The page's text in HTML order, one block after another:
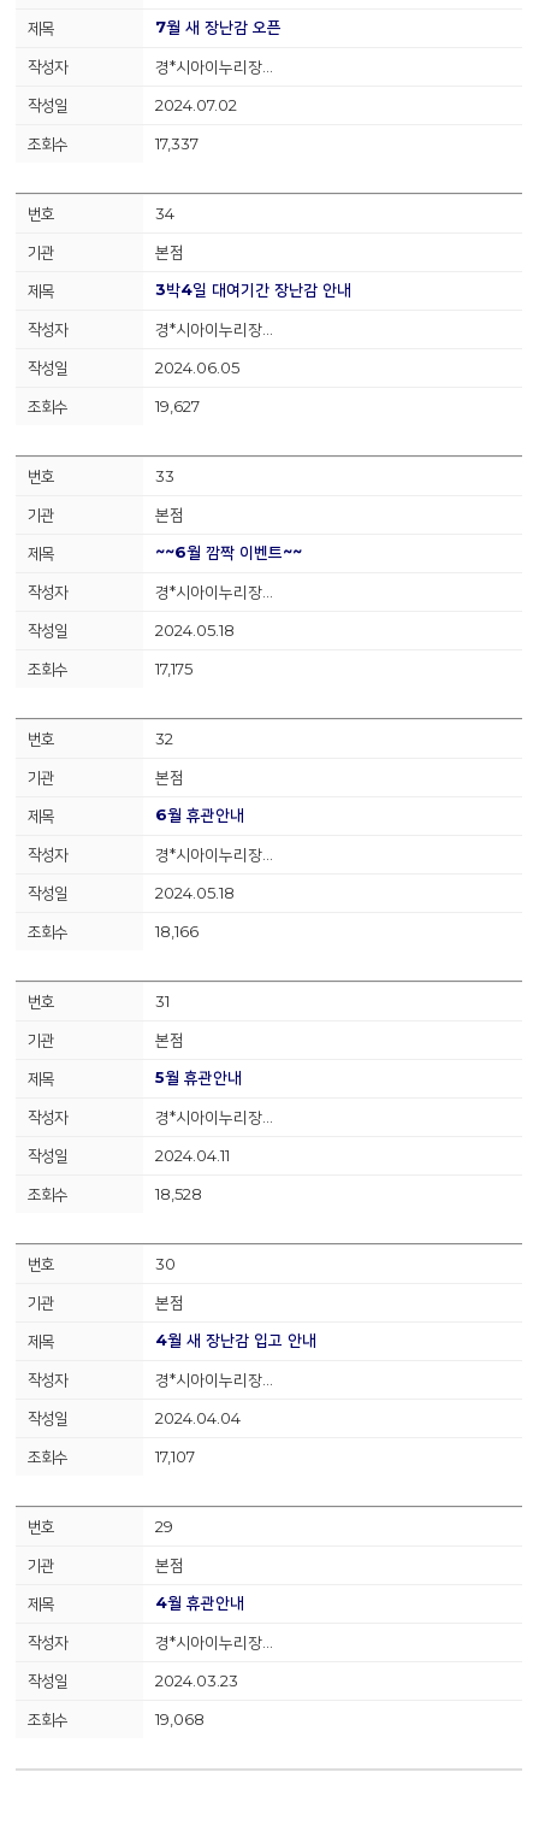
7월 새 장난감 오픈
경*시아이누리장…
2024.07.02
17,337
34
본점
3박4일 대여기간 장난감 안내
경*시아이누리장…
2024.06.05
19,627
33
본점
~~6월 깜짝 이벤트~~
경*시아이누리장…
2024.05.18
17,175
32
본점
6월 휴관안내
경*시아이누리장…
2024.05.18
18,166
31
본점
5월 휴관안내
경*시아이누리장…
2024.04.11
18,528
30
본점
4월 새 장난감 입고 안내
경*시아이누리장…
2024.04.04
17,107
29
본점
4월 휴관안내
경*시아이누리장…
2024.03.23
19,068